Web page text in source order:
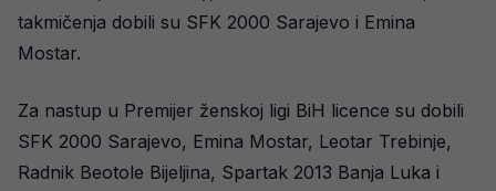
takmičenja dobili su SFK 2000 Sarajevo i Emina
Mostar.
Za nastup u Premijer ženskoj ligi BiH licence su dobili
SFK 2000 Sarajevo, Emina Mostar, Leotar Trebinje,
Radnik Beotole Bijeljina, Spartak 2013 Banja Luka i